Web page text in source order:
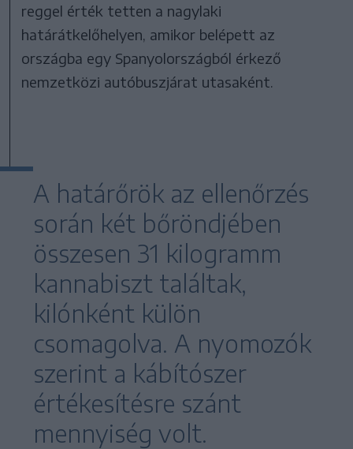
reggel érték tetten a nagylaki
határátkelőhelyen, amikor belépett az
országba egy Spanyolországból érkező
nemzetközi autóbuszjárat utasaként.
A határőrök az ellenőrzés
során két bőröndjében
összesen 31 kilogramm
kannabiszt találtak,
kilónként külön
csomagolva. A nyomozók
szerint a kábítószer
értékesítésre szánt
mennyiség volt.